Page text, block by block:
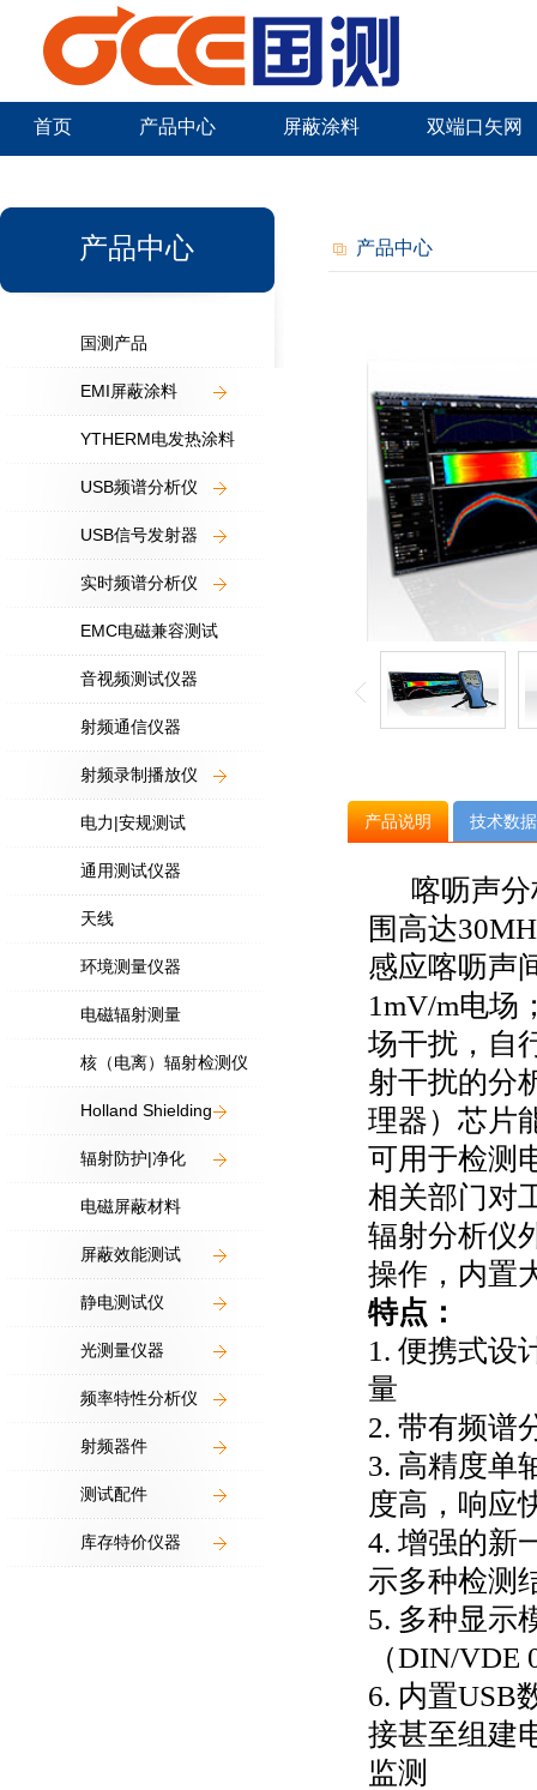
首页 产品中心 屏蔽涂料 双端口矢网
产品中心
国测产品
EMI屏蔽涂料
YTHERM电发热涂料
USB频谱分析仪
USB信号发射器
实时频谱分析仪
EMC电磁兼容测试
音视频测试仪器
射频通信仪器
射频录制播放仪
电力|安规测试
通用测试仪器
天线
环境测量仪器
电磁辐射测量
核（电离）辐射检测仪
Holland Shielding
辐射防护|净化
电磁屏蔽材料
屏蔽效能测试
静电测试仪
光测量仪器
频率特性分析仪
射频器件
测试配件
库存特价仪器
产品中心
产品说明 技术数据
喀呖声分
围高达
感应喀呖声
1mV/m电场
场干扰，自
射干扰的分
理器）芯片
可用于检测
相关部门对
辐射分析仪
操作，内置
特点：
1. 便携式设
量
2. 带有频谱
3. 高精度单
度高，响应
4. 增强的新
示多种检测
5. 多种显示
（DIN/
6. 内置USB
接甚至组建
监测